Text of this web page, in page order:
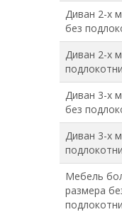
Диван 2-х
без
Диван 2-х
Диван 3-х
без
Диван 3-х
Мебель
размера